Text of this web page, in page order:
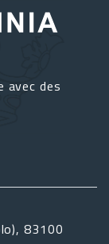
des
83100